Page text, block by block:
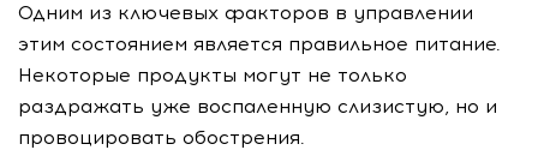
Одним из ключевых факторов в управлении
этим состоянием является правильное питание.
Некоторые продукты могут не только
раздражать уже воспаленную слизистую, но и
провоцировать обострения.